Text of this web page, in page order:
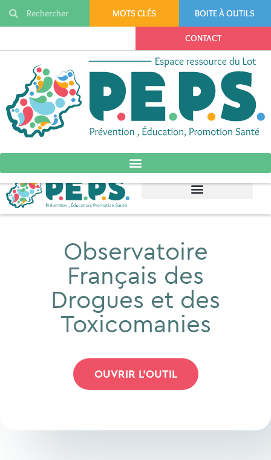
MOTS CLÉS BOITE À OUTILS
CONTACT
Observatoire
Français des
Drogues et des
Toxicomanies
OUVRIR L'OUTIL